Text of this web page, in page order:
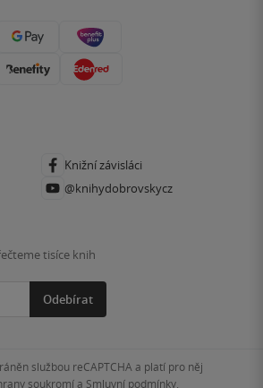
Knižní závisláci
@knihydobrovskycz
tisíce knih
Odebírat
službou reCAPTCHA a platí pro něj
soukromía Smluvní podmínky